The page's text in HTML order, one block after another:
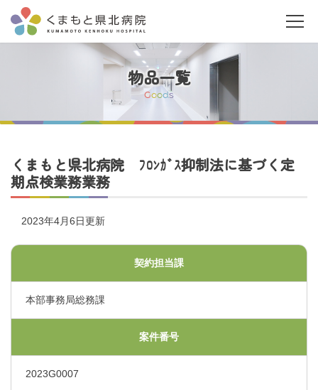
物品一覧
Goods
くまもと県北病院 ﾌﾛﾝｶﾞｽ抑制法に基づく定
期点検業務業務
2023年4月6日更新
契約担当課
本部事務局総務課
案件番号
2023G0007
当院について
診療科・部門案内
医療関係者の皆さまへ
採用情報